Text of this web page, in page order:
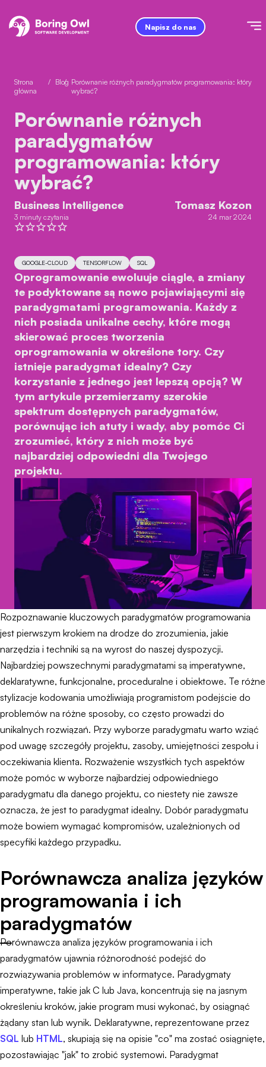
Napisz do nas
Strona
główna
/ Blog
/ Porównanie różnych paradygmatów programowania: który
wybrać?
Porównanie różnych
paradygmatów
programowania: który
wybrać?
Business Intelligence
3 minuty czytania
Tomasz Kozon
24 mar 2024
GOOGLE-CLOUD TENSORFLOW SQL
Oprogramowanie ewoluuje ciągle, a zmiany
te podyktowane są nowo pojawiającymi się
paradygmatami programowania. Każdy z
nich posiada unikalne cechy, które mogą
skierować proces tworzenia
oprogramowania w określone tory. Czy
istnieje paradygmat idealny? Czy
korzystanie z jednego jest lepszą opcją? W
tym artykule przemierzamy szerokie
spektrum dostępnych paradygmatów,
porównując ich atuty i wady, aby pomóc Ci
zrozumieć, który z nich może być
najbardziej odpowiedni dla Twojego
projektu.
Rozpoznawanie kluczowych paradygmatów programowania
jest pierwszym krokiem na drodze do zrozumienia, jakie
narzędzia i techniki są na wyrost do naszej dyspozycji.
Najbardziej powszechnymi paradygmatami są imperatywne,
deklaratywne, funkcjonalne, proceduralne i obiektowe. Te różne
stylizacje kodowania umożliwiają programistom podejście do
problemów na różne sposoby, co często prowadzi do
unikalnych rozwiązań. Przy wyborze paradygmatu warto wziąć
pod uwagę szczegóły projektu, zasoby, umiejętności zespołu i
oczekiwania klienta. Rozważenie wszystkich tych aspektów
może pomóc w wyborze najbardziej odpowiedniego
paradygmatu dla danego projektu, co niestety nie zawsze
oznacza, że jest to paradygmat idealny. Dobór paradygmatu
może bowiem wymagać kompromisów, uzależnionych od
specyfiki każdego przypadku.
Porównawcza analiza języków
programowania i ich
paradygmatów
Porównawcza analiza języków programowania i ich
paradygmatów ujawnia różnorodność podejść do
rozwiązywania problemów w informatyce. Paradygmaty
imperatywne, takie jak C lub Java, koncentrują się na jasnym
określeniu kroków, jakie program musi wykonać, by osiągnąć
żądany stan lub wynik. Deklaratywne, reprezentowane przez
SQL lub HTML, skupiają się na opisie "co" ma zostać osiągnięte,
pozostawiając "jak" to zrobić systemowi. Paradygmat